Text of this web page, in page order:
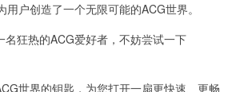
户创造了一个无限可能的ACG世界。
狂热的ACG爱好者，不妨尝试一下
世界的钥匙，为您打开一扇更快速、更畅